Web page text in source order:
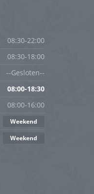
08:30-22:00
08:30-18:00
--Gesloten--
08:00-18:30
08:00-16:00
Weekend
Weekend